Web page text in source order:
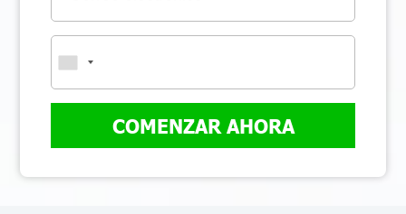
COMENZAR AHORA